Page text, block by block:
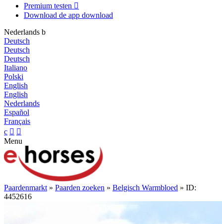
Premium testen 
Download de app download
Nederlands b
Deutsch
Deutsch
Deutsch
Italiano
Polski
English
English
Nederlands
Español
Français
c  
Menu
Paardenmarkt » Paarden zoeken » Belgisch Warmbloed » ID:
4452616